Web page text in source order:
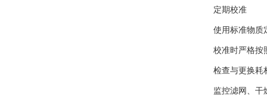
定期校准
使用标准物质定
校准时严格按照
检查与更换耗
监控滤网、干燥